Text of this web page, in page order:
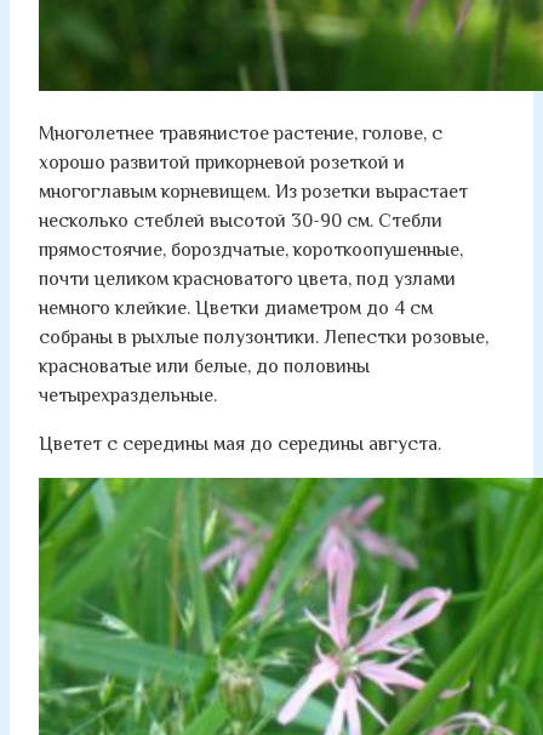
Многолетнее травянистое растение, голове, с
хорошо развитой прикорневой розеткой и
многоглавым корневищем. Из розетки вырастает
несколько стеблей высотой 30-90 см. Стебли
прямостоячие, бороздчатые, короткоопушенные,
почти целиком красноватого цвета, под узлами
немного клейкие. Цветки диаметром до 4 см
собраны в рыхлые полузонтики. Лепестки розовые,
красноватые или белые, до половины
четырехраздельные.
Цветет с середины мая до середины августа.